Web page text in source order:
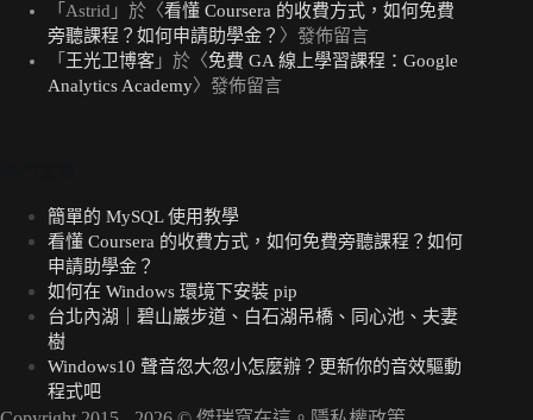
「 Astrid 」於〈看懂 Coursera 的收費方式，如何免費
旁聽課程？如何申請助學金？ 〉發佈留言
「 王光卫博客 」於〈免費 GA 線上學習課程：Google
Analytics Academy〉發佈留言
簡單的 MySQL 使用教學
看懂 Coursera 的收費方式，如何免費旁聽課程？如何
申請助學金？
如何在 Windows 環境下安裝 pip
台北內湖｜碧山巖步道、白石湖吊橋、同心池、夫妻
樹
Windows10 聲音忽大忽小怎麼辦？更新你的音效驅動
程式吧